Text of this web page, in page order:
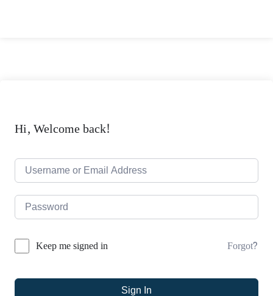
Hi, Welcome back!
Keep me signed in Forgot?
Sign In